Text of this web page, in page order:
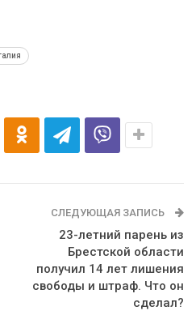
СЛЕДУЮЩАЯ ЗАПИСЬ
23-летний парень из
Брестской области
получил 14 лет лишения
свободы и штраф. Что он
сделал?